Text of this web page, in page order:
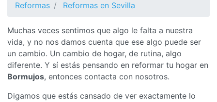
Reformas Reformas en Sevilla
Muchas veces sentimos que algo le falta a nuestra
vida, y no nos damos cuenta que ese algo puede ser
un cambio. Un cambio de hogar, de rutina, algo
diferente. Y sí estás pensando en reformar tu hogar en
Bormujos, entonces contacta con nosotros.
Digamos que estás cansado de ver exactamente lo